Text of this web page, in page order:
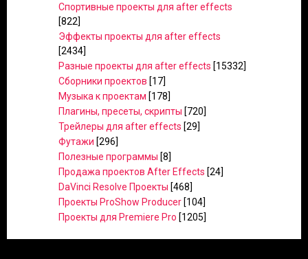
Спортивные проекты для after effects
[822]
Эффекты проекты для after effects
[2434]
Разные проекты для after effects [15332]
Сборники проектов [17]
Музыка к проектам [178]
Плагины, пресеты, скрипты [720]
Трейлеры для after effects [29]
Футажи [296]
Полезные программы [8]
Продажа проектов After Effects [24]
DaVinci Resolve Проекты [468]
Проекты ProShow Producer [104]
Проекты для Premiere Pro [1205]